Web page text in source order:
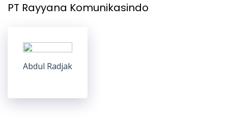
PT Rayyana Komunikasindo
Abdul Radjak